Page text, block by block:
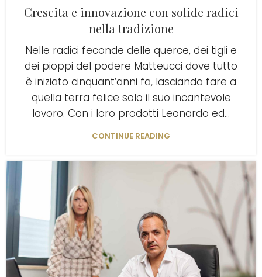
Crescita e innovazione con solide radici
nella tradizione
Nelle radici feconde delle querce, dei tigli e
dei pioppi del podere Matteucci dove tutto
è iniziato cinquant’anni fa, lasciando fare a
quella terra felice solo il suo incantevole
lavoro. Con i loro prodotti Leonardo ed...
CONTINUE READING